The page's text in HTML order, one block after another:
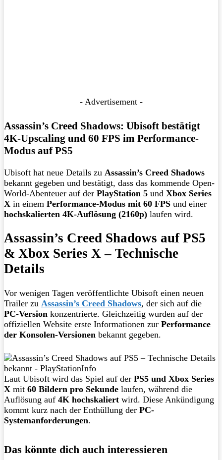
- Advertisement -
Assassin’s Creed Shadows: Ubisoft bestätigt
4K-Upscaling und 60 FPS im Performance-
Modus auf PS5
Ubisoft hat neue Details zu Assassin’s Creed Shadows
bekannt gegeben und bestätigt, dass das kommende Open-
World-Abenteuer auf der PlayStation 5 und Xbox Series
X in einem Performance-Modus mit 60 FPS und einer
hochskalierten 4K-Auflösung (2160p) laufen wird.
Assassin’s Creed Shadows auf PS5
& Xbox Series X – Technische
Details
Vor wenigen Tagen veröffentlichte Ubisoft einen neuen
Trailer zu Assassin’s Creed Shadows, der sich auf die
PC-Version konzentrierte. Gleichzeitig wurden auf der
offiziellen Website erste Informationen zur Performance
der Konsolen-Versionen bekannt gegeben.
Laut Ubisoft wird das Spiel auf der PS5 und Xbox Series
X mit 60 Bildern pro Sekunde laufen, während die
Auflösung auf 4K hochskaliert wird. Diese Ankündigung
kommt kurz nach der Enthüllung der PC-
Systemanforderungen.
Das könnte dich auch interessieren